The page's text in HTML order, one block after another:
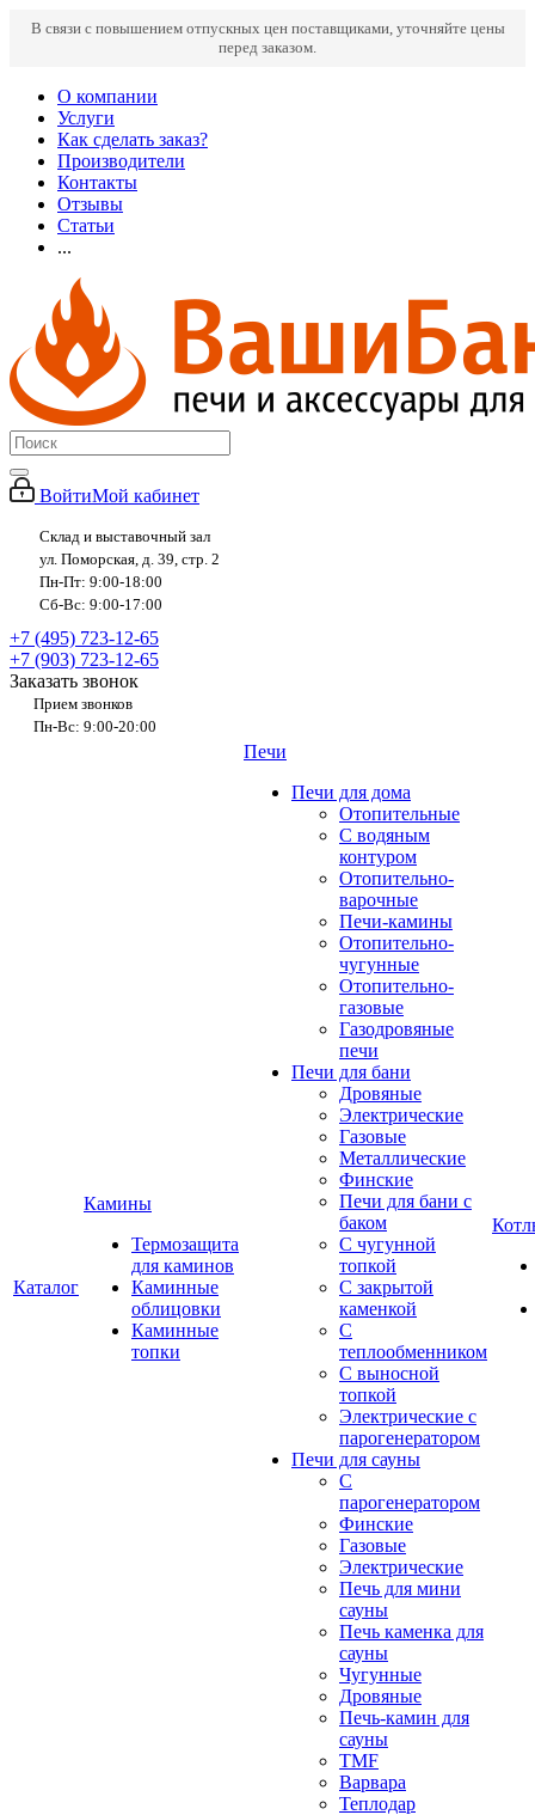
В связи с повышением отпускных цен поставщиками, уточняйте цены
перед заказом.
О компании
Услуги
Как сделать заказ?
Производители
Контакты
Отзывы
Статьи
...
ВойтиМой кабинет
Склад и выставочный зал
ул. Поморская, д. 39, стр. 2
Пн-Пт: 9:00-18:00
Сб-Вс: 9:00-17:00
+7 (495) 723-12-65
+7 (903) 723-12-65
Заказать звонок
Прием звонков
Пн-Вс: 9:00-20:00
Каталог
Камины
Термозащита
для каминов
Каминные
облицовки
Каминные
топки
Печи
Печи для дома
Отопительные
C водяным
контуром
Отопительно-
варочные
Печи-камины
Отопительно-
чугунные
Отопительно-
газовые
Газодровяные
печи
Печи для бани
Дровяные
Электрические
Газовые
Металлические
Финские
Печи для бани с
баком
С чугунной
топкой
С закрытой
каменкой
С
теплообменником
С выносной
топкой
Электрические с
парогенератором
Печи для сауны
С
парогенератором
Финские
Газовые
Электрические
Печь для мини
сауны
Печь каменка для
сауны
Чугунные
Дровяные
Печь-камин для
сауны
TMF
Варвара
Теплодар